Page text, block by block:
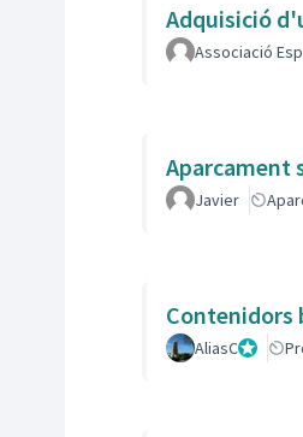
Adquisició
Associació
Aparcament
Javier
Contenidors
AliasCGestor